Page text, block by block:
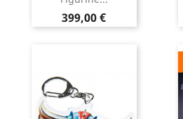
Prix
399,00 €